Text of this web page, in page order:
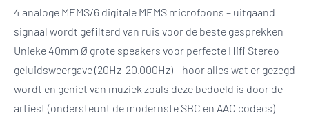
4 analoge MEMS/6 digitale MEMS microfoons – uitgaand
signaal wordt gefilterd van ruis voor de beste gesprekken
Unieke 40mm Ø grote speakers voor perfecte Hifi Stereo
geluidsweergave (20Hz-20.000Hz) – hoor alles wat er gezegd
wordt en geniet van muziek zoals deze bedoeld is door de
artiest (ondersteunt de modernste SBC en AAC codecs)